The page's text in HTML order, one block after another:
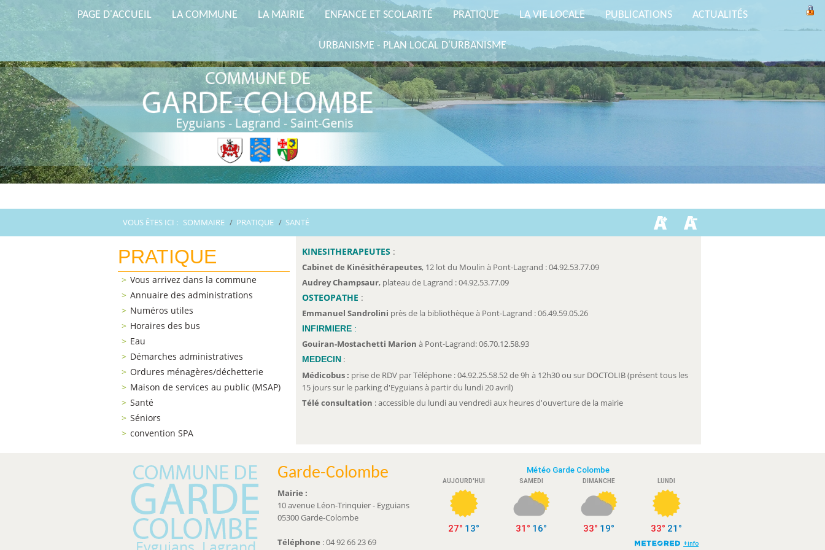
PAGE D'ACCUEIL LA COMMUNE LA MAIRIE ENFANCE ET SCOLARITÉ PRATIQUE LA VIE LOCALE PUBLICATIONS ACTUALITÉS
URBANISME - PLAN LOCAL D'URBANISME
VOUS ÊTES ICI : SOMMAIRE / PRATIQUE / SANTÉ
PRATIQUE
Vous arrivez dans la commune
Annuaire des administrations
Numéros utiles
Horaires des bus
Eau
Démarches administratives
Ordures ménagères/déchetterie
Maison de services au public (MSAP)
Santé
Séniors
convention SPA
KINESITHERAPEUTES :
Cabinet de Kinésithérapeutes, 12 lot du Moulin à Pont-Lagrand : 04.92.53.77.09
Audrey Champsaur, plateau de Lagrand : 04.92.53.77.09
OSTEOPATHE :
Emmanuel Sandrolini près de la bibliothèque à Pont-Lagrand : 06.49.59.05.26
INFIRMIERE :
Gouiran-Mostachetti Marion à Pont-Lagrand: 06.70.12.58.93
MEDECIN :
Médicobus : prise de RDV par Téléphone : 04.92.25.58.52 de 9h à 12h30 ou sur DOCTOLIB (présent tous les
15 jours sur le parking d'Eyguians à partir du lundi 20 avril)
Télé consultation : accessible du lundi au vendredi aux heures d'ouverture de la mairie
Garde-Colombe
Mairie :
10 avenue Léon-Trinquier - Eyguians
05300 Garde-Colombe
Téléphone : 04 92 66 23 69